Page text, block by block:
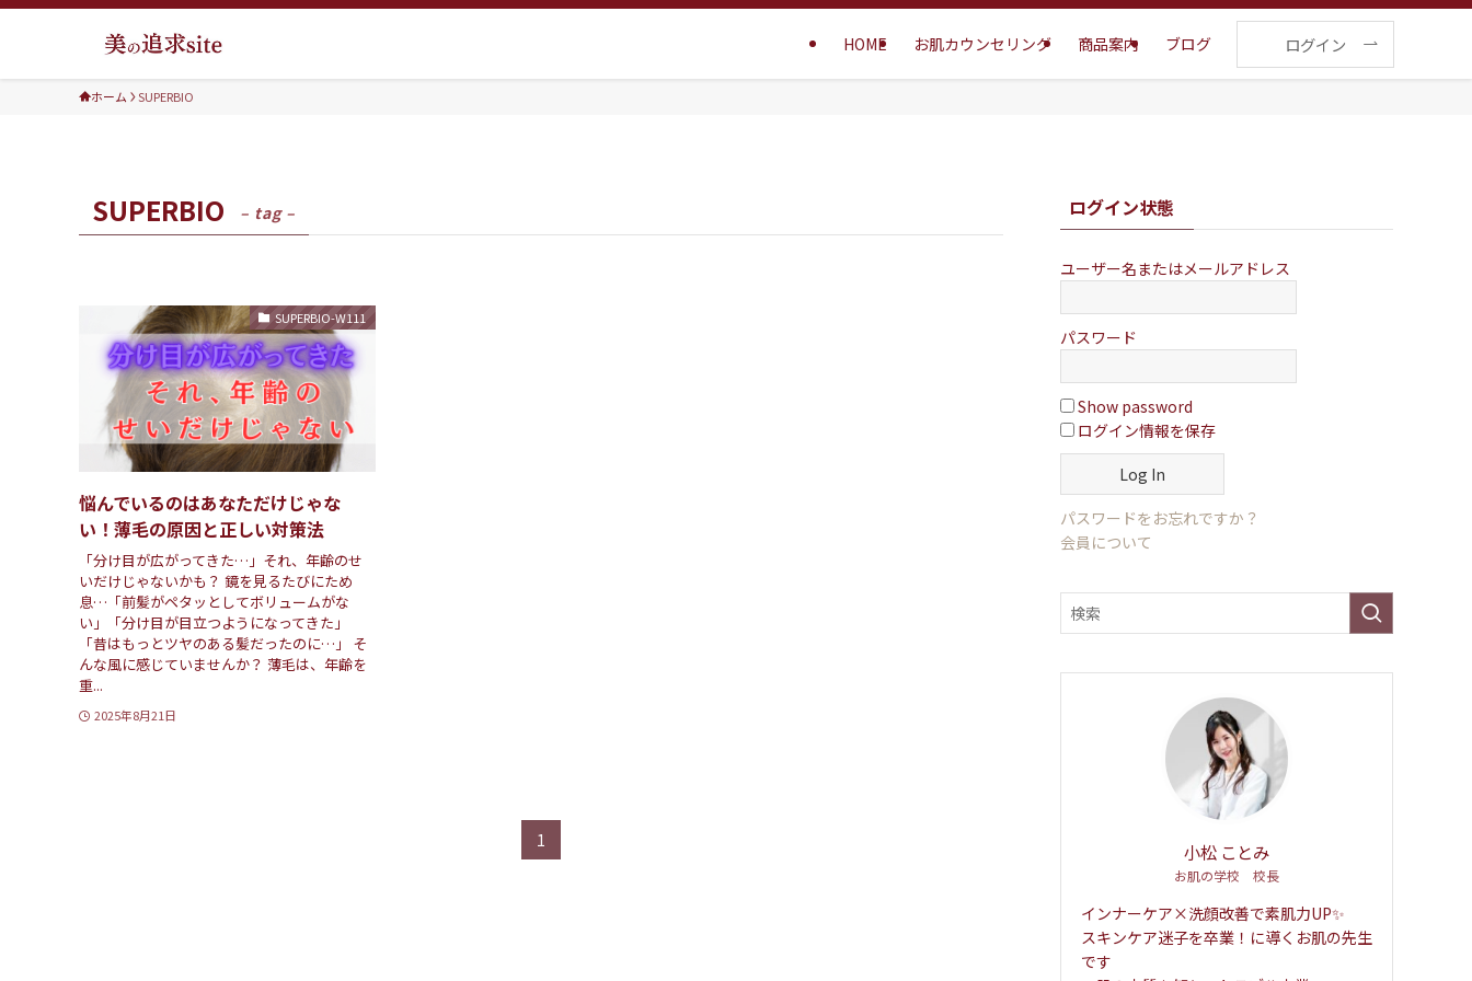
HOME お肌カウンセリング 商品案内 ブログ ログイン
ホーム SUPERBIO
SUPERBIO – tag –
SUPERBIO-W111
悩んでいるのはあなただけじゃな
い！薄毛の原因と正しい対策法
「分け目が広がってきた…」それ、年齢のせ
いだけじゃないかも？ 鏡を見るたびにため
息…「前髪がペタッとしてボリュームがな
い」「分け目が目立つようになってきた」
「昔はもっとツヤのある髪だったのに…」 そ
んな風に感じていませんか？ 薄毛は、年齢を
重...
2025年8月21日
1
ログイン状態
ユーザー名またはメールアドレス
パスワード
Show password
ログイン情報を保存
パスワードをお忘れですか？
会員について
小松 ことみ
お肌の学校 校長
インナーケア×洗顔改善で素肌力UP✨
スキンケア迷子を卒業！に導くお肌の先生
です